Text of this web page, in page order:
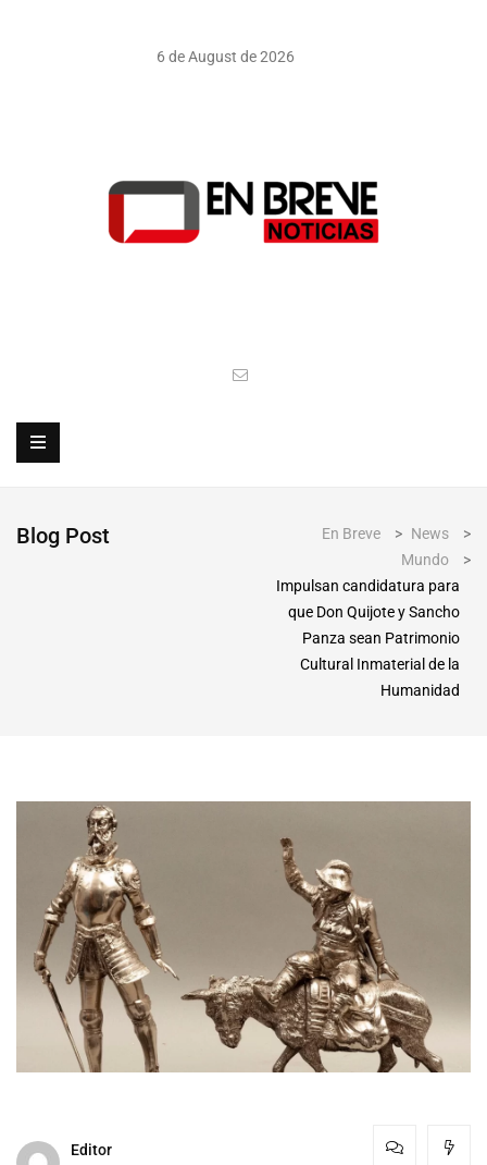
6 de August de 2026
Blog Post En Breve > News
>
Mundo
>
Impulsan candidatura para
que Don Quijote y Sancho
Panza sean Patrimonio
Cultural Inmaterial de la
Humanidad
Editor